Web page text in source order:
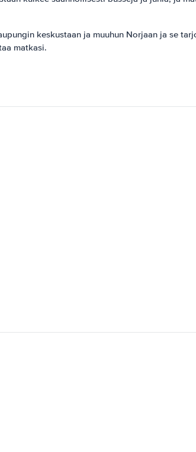
keskustaan ​​ja muuhun Norjaan ja se
matkasi.